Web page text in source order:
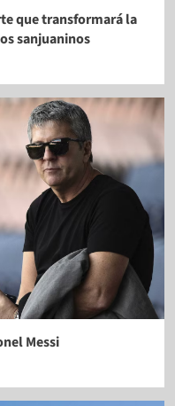
que transformará la
sanjuaninos
Messi